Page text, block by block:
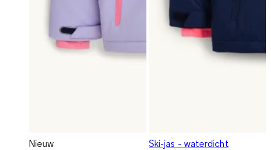
Nieuw
Ski-jas - waterdicht